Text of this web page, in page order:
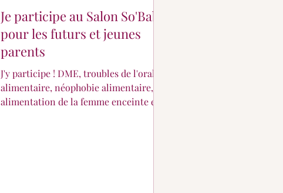
Je participe au Salon So'Baby
pour les futurs et jeunes
parents
J'y participe ! DME, troubles de l'oralité
alimentaire, néophobie alimentaire,
alimentation de la femme enceinte et